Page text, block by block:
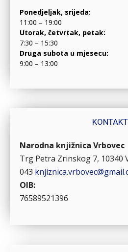
Ponedjeljak, srijeda:
11:00 – 19:00
Utorak, četvrtak, petak:
7:30 – 15:30
Druga subota u mjesecu:
9:00 – 13:00
KONTAKT
Narodna knjižnica Vrbovec
Trg Petra Zrinskog 7, 10340
043
OIB:
76589521396